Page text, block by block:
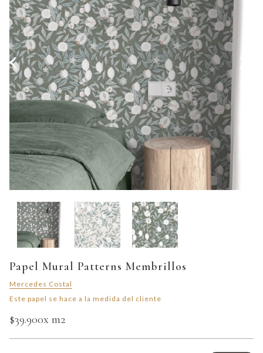
Papel Mural Patterns Membrillos
Mercedes Costal
Este papel se hace a la medida del cliente
$39.900x m2